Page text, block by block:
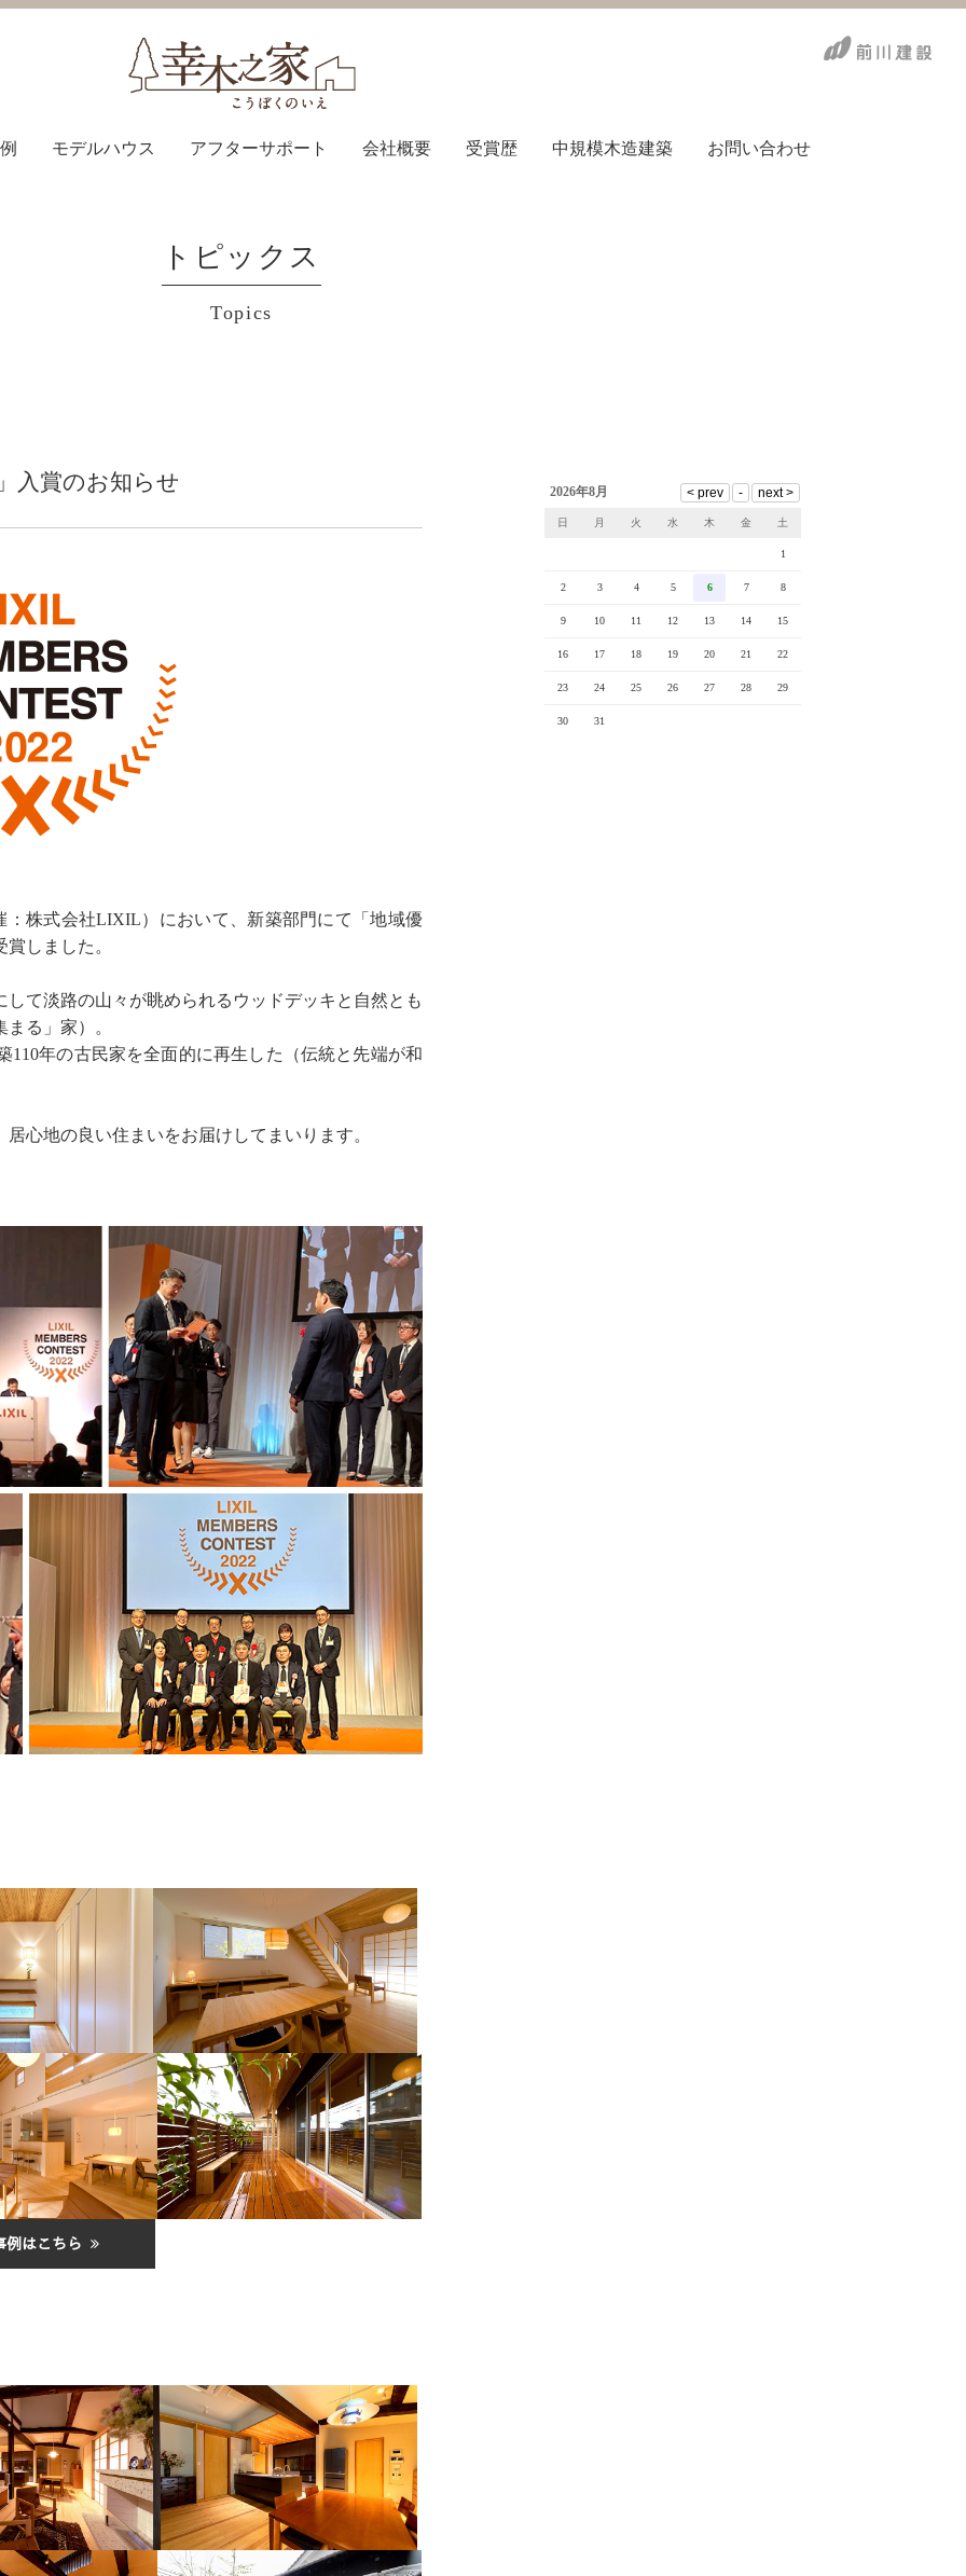
モデルハウス アフターサポート 会社概要 受賞歴 中規模木造建築 お問い合わせ
トピックス
Topics
入賞のお知らせ
株式会社LIXIL）において、新築部門にて「地域優
しました。
て淡路の山々が眺められるウッドデッキと自然とも
る」家）。
年の古民家を全面的に再生した（伝統と先端が和
心地の良い住まいをお届けしてまいります。
例はこちら
2026年8月
日 月 火 水 木 金 土
1
2 3 4 5 6 7 8
9 10 11 12 13 14 15
16 17 18 19 20 21 22
23 24 25 26 27 28 29
30 31